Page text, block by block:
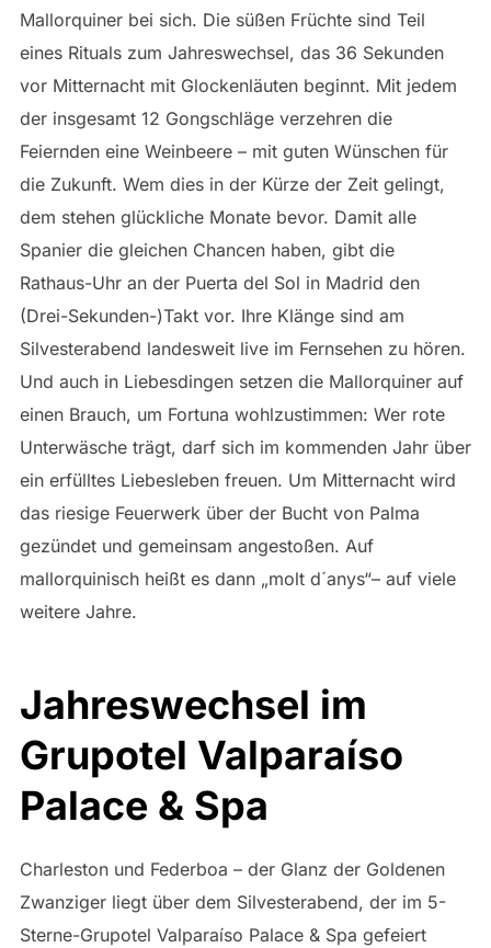
Mallorquiner bei sich. Die süßen Früchte sind Teil
eines Rituals zum Jahreswechsel, das 36 Sekunden
vor Mitternacht mit Glockenläuten beginnt. Mit jedem
der insgesamt 12 Gongschläge verzehren die
Feiernden eine Weinbeere – mit guten Wünschen für
die Zukunft. Wem dies in der Kürze der Zeit gelingt,
dem stehen glückliche Monate bevor. Damit alle
Spanier die gleichen Chancen haben, gibt die
Rathaus-Uhr an der Puerta del Sol in Madrid den
(Drei-Sekunden-)Takt vor. Ihre Klänge sind am
Silvesterabend landesweit live im Fernsehen zu hören.
Und auch in Liebesdingen setzen die Mallorquiner auf
einen Brauch, um Fortuna wohlzustimmen: Wer rote
Unterwäsche trägt, darf sich im kommenden Jahr über
ein erfülltes Liebesleben freuen. Um Mitternacht wird
das riesige Feuerwerk über der Bucht von Palma
gezündet und gemeinsam angestoßen. Auf
mallorquinisch heißt es dann „molt d´anys“– auf viele
weitere Jahre.
Jahreswechsel im
Grupotel Valparaíso
Palace & Spa
Charleston und Federboa – der Glanz der Goldenen
Zwanziger liegt über dem Silvesterabend, der im 5-
Sterne-Grupotel Valparaíso Palace & Spa gefeiert